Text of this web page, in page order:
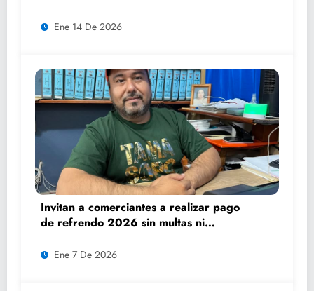
Ene 14 De 2026
Invitan a comerciantes a realizar pago
de refrendo 2026 sin multas ni
recargos
Ene 7 De 2026